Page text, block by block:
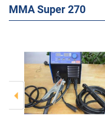
MMA Super 270